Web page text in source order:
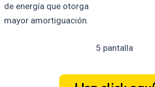
de energía que otorga
mayor amortiguación.
5 pantalla